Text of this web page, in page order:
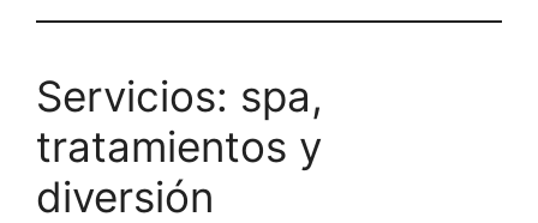
Servicios: spa,
tratamientos y
diversión